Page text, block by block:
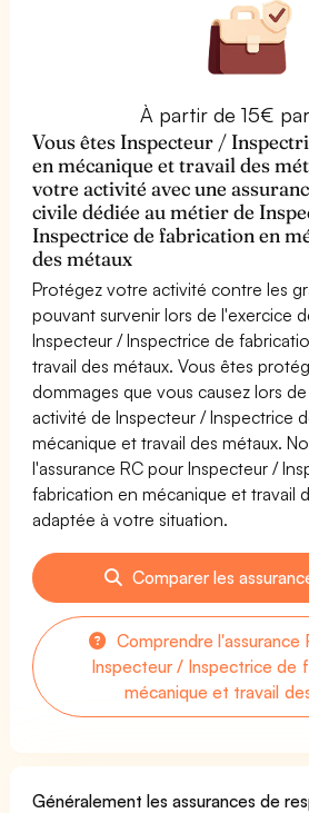
À partir de 15€
Vous êtes Inspecteur /
en mécanique et travail des
votre activité avec une
civile dédiée au métier de
Inspectrice de fabrication en
des métaux
Protégez votre activité contre les
pouvant survenir lors de l'exercice
Inspecteur / Inspectrice de
travail des métaux. Vous êtes
dommages que vous causez lors
activité de Inspecteur / Inspectrice
mécanique et travail des métaux.
l'assurance RC pour Inspecteur /
fabrication en mécanique et travail
adaptée à votre situation.
Comparer les
Comprendre l'assurance
Inspecteur / Inspectrice de
mécanique et travail
Généralement les assurances de